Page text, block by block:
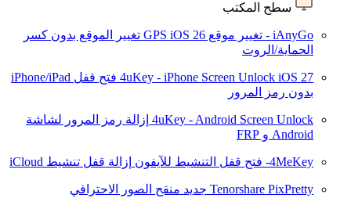
سطح المكتب
iAnyGo - تغيير موقع GPS iOS 26
تغيير الموقع بدون كسر
الحماية/الروت
4uKey - iPhone Screen Unlock iOS 27
فتح قفل iPhone/iPad
بدون رمز المرور
4uKey - Android Screen Unlock إزالة رمز المرور لشاشة
Android و FRP
4MeKey- فتح قفل التنشيط للآيفون إزالة قفل تنشيط iCloud
Tenorshare PixPretty جديد منقح الصور الاحترافي